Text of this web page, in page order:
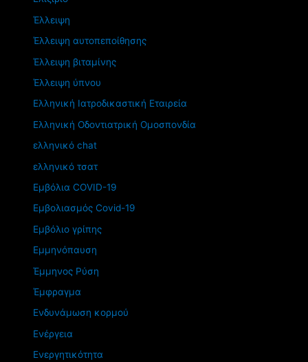
Έλλειψη
Έλλειψη αυτοπεποίθησης
Έλλειψη βιταμίνης
Έλλειψη ύπνου
Ελληνική Ιατροδικαστική Εταιρεία
Ελληνική Οδοντιατρική Ομοσπονδία
ελληνικό chat
ελληνικό τσατ
Εμβόλια COVID-19
Εμβολιασμός Covid-19
Εμβόλιο γρίπης
Εμμηνόπαυση
Έμμηνος Ρύση
Έμφραγμα
Ενδυνάμωση κορμού
Ενέργεια
Ενεργητικότητα